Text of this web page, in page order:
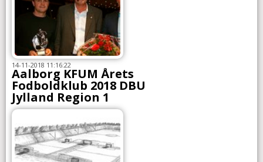
14-11-2018 11:16:22
Aalborg KFUM Årets
Fodboldklub 2018 DBU
Jylland Region 1